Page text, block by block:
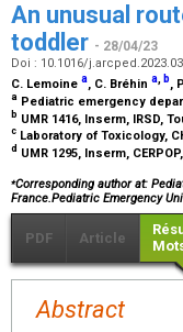
An unusual
toddler - 28/04/23
Doi : 10.1016/
C. Lemoine a, C. Bréhin a, b,
a Pediatric emergency
b UMR 1416, Inserm, IRSD,
c Laboratory of Toxicology,
d UMR 1295, Inserm,
⁎Corresponding author at:
France.Pediatric Emergency
PDF Article
Abstract